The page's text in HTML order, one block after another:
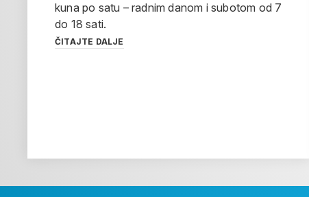
kuna po satu – radnim danom i subotom od 7
do 18 sati.
ČITAJTE DALJE